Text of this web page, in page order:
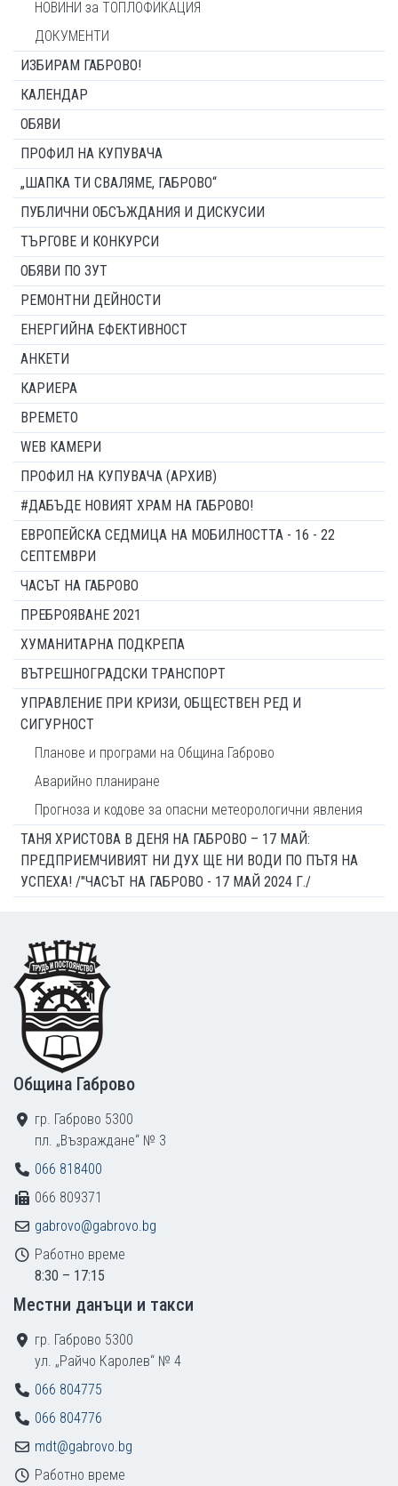
НОВИНИ за ТОПЛОФИКАЦИЯ
ДОКУМЕНТИ
ИЗБИРАМ ГАБРОВО!
КАЛЕНДАР
ОБЯВИ
ПРОФИЛ НА КУПУВАЧА
„ШАПКА ТИ СВАЛЯМЕ, ГАБРОВО“
ПУБЛИЧНИ ОБСЪЖДАНИЯ И ДИСКУСИИ
ТЪРГОВЕ И КОНКУРСИ
ОБЯВИ ПО ЗУТ
РЕМОНТНИ ДЕЙНОСТИ
ЕНЕРГИЙНА ЕФЕКТИВНОСТ
АНКЕТИ
КАРИЕРА
ВРЕМЕТО
WEB КАМЕРИ
ПРОФИЛ НА КУПУВАЧА (АРХИВ)
#ДАБЪДЕ НОВИЯТ ХРАМ НА ГАБРОВО!
ЕВРОПЕЙСКА СЕДМИЦА НА МОБИЛНОСТТА - 16 - 22
СЕПТЕМВРИ
ЧАСЪТ НА ГАБРОВО
ПРЕБРОЯВАНЕ 2021
ХУМАНИТАРНА ПОДКРЕПА
ВЪТРЕШНОГРАДСКИ ТРАНСПОРТ
УПРАВЛЕНИЕ ПРИ КРИЗИ, ОБЩЕСТВЕН РЕД И
СИГУРНОСТ
Планове и програми на Община Габрово
Аварийно планиране
Прогноза и кодове за опасни метеорологични явления
ТАНЯ ХРИСТОВА В ДЕНЯ НА ГАБРОВО – 17 МАЙ:
ПРЕДПРИЕМЧИВИЯТ НИ ДУХ ЩЕ НИ ВОДИ ПО ПЪТЯ НА
УСПЕХА! /"ЧАСЪТ НА ГАБРОВО - 17 МАЙ 2024 Г./
Footer
Община Габрово
гр. Габрово 5300
пл. „Възраждане“ № 3
066 818400
066 809371
gabrovo@gabrovo.bg
Работно време
8:30 – 17:15
Местни данъци и такси
гр. Габрово 5300
ул. „Райчо Каролев“ № 4
066 804775
066 804776
mdt@gabrovo.bg
Работно време